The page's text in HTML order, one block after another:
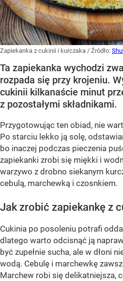
Zapiekanka z cukinii i kurczaka / Źródło:
Ta zapiekanka wychodzi
rozpada się przy krojeniu.
cukinii kilkanaście minut
z pozostałymi składnikami.
Przygotowując ten obiad, nie
Po starciu lekko ją solę,
bo inaczej podczas pieczenia
zapiekanki zrobi się miękki i
warzywo z drobno siekanym
cebulą, marchewką i czosnkiem.
Jak zrobić zapiekankę z
Cukinia po posoleniu potrafi
dlatego warto odcisnąć ją
być zupełnie sucha, ale w dłoni
wodą. Cebulę i marchewkę
Marchew robi się delikatniejsza,